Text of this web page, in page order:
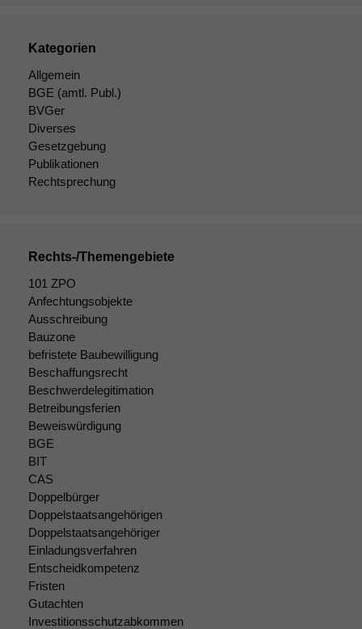
Kategorien
Allgemein
BGE (amtl. Publ.)
BVGer
Diverses
Gesetzgebung
Publikationen
Rechtsprechung
Rechts-/Themengebiete
101 ZPO
Anfechtungsobjekte
Ausschreibung
Bauzone
befristete Baubewilligung
Beschaffungsrecht
Beschwerdelegitimation
Betreibungsferien
Beweiswürdigung
BGE
BIT
CAS
Doppelbürger
Doppelstaatsangehörigen
Doppelstaatsangehöriger
Einladungsverfahren
Entscheidkompetenz
Fristen
Gutachten
Investitionsschutzabkommen